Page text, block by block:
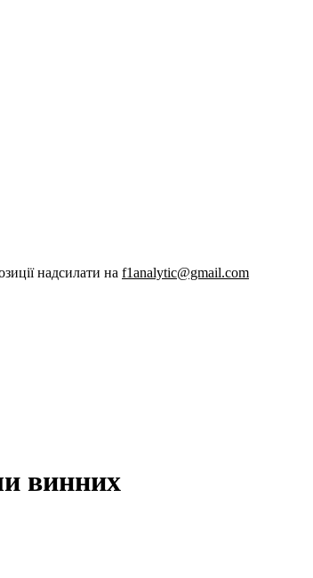
надсилати на f1analytic@gmail.com
винних